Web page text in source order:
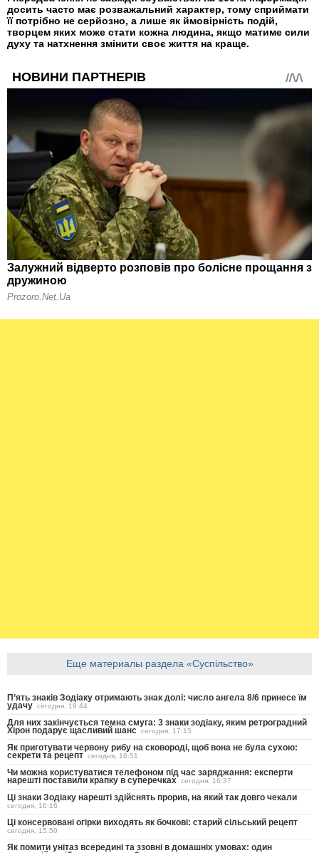
досить часто має розважальний характер, тому сприймати
її потрібно не серйозно, а лише як ймовірність подій,
творцем яких може стати кожна людина, якщо матиме сили
духу та натхнення змінити своє життя на краще.
Еще материалы раздела «Суспільство»
П’ять знаків Зодіаку отримають знак долі: число ангела 8/6 принесе їм
удачу сегодня, 18:44
Для них закінчується темна смуга: 3 знаки зодіаку, яким ретроградний
Хірон подарує щасливий шанс сегодня, 17:15
Як приготувати червону рибу на сковороді, щоб вона не була сухою:
секрети та рецепт сегодня, 16:51
Чи можна користуватися телефоном під час заряджання: експерти
нарешті поставили крапку в суперечках сегодня, 16:37
Ці знаки Зодіаку нарешті здійснять прорив, на який так довго чекали
сегодня, 16:16
Ці консервовані огірки виходять як бочкові: старий сільський рецепт
сегодня, 15:50
Як помити унітаз всередині та ззовні в домашніх умовах: один